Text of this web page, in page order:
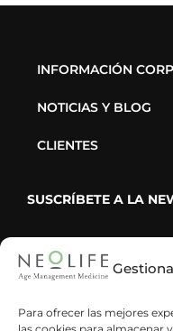
Para ofrecer las mejores
INFORMACIÓN
NOTICIAS Y BLOG
CLIENTES
SUSCRÍBETE A LA